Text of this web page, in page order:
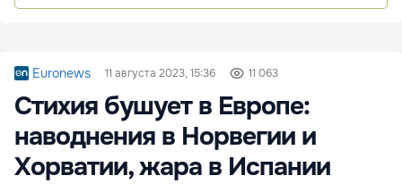
Euronews 11 августа 2023, 15:36 11 063
Стихия бушует в Европе:
наводнения в Норвегии и
Хорватии, жара в Испании